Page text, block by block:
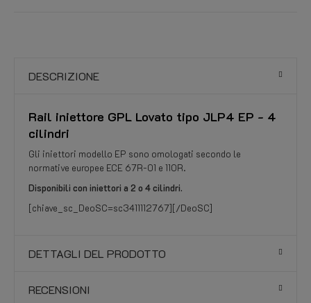
DESCRIZIONE
Rail iniettore GPL Lovato tipo JLP4 EP - 4
cilindri
Gli iniettori modello EP sono omologati secondo le
normative europee ECE 67R-01 e 110R.
Disponibili con iniettori a 2 o 4 cilindri.
[chiave_sc_DeoSC=sc3411112767][/DeoSC]
DETTAGLI DEL PRODOTTO
RECENSIONI